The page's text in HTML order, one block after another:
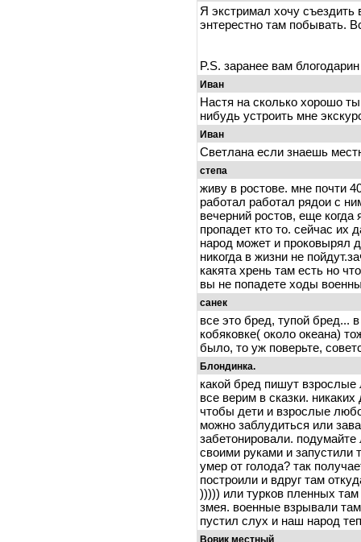
Я экстримал хочу
энтерестно там побывать.
P.S. заранее вам блогодарин
Иван
Настя на сколько хорошо
нибудь устроить мне
Иван
Светлана если знаешь
степа
живу в ростове. мне почти
работал работал рядои с
вечерний ростов, еще
пропадет кто то. сейчас их
народ может и проковырял
никогда в жизни не
какята хрень там есть но
вы не попадете ходы
cанек
все это бред, тупой бред...
кобяковке( около океана)
было, то уж поверьте,
Блондинка.
какой бред пишут
все верим в сказки.
чтобы дети и взрослые
можно заблудиться или
забетонировали.
своими руками и запустили
умер от голода? так
построили и вдруг там
))))) или турков пленных
змея. военные взрывали
пустил слух и наш народ
Вовик местный